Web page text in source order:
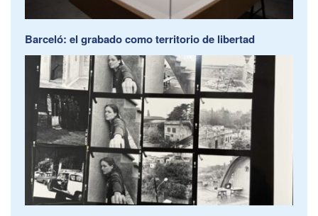
Barceló: el grabado como territorio de libertad